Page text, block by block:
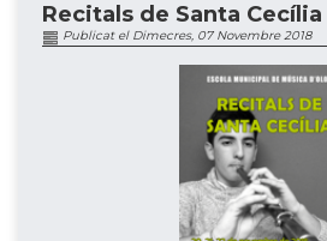
Recitals de Santa Cecília
Publicat el Dimecres, 07 Novembre 2018